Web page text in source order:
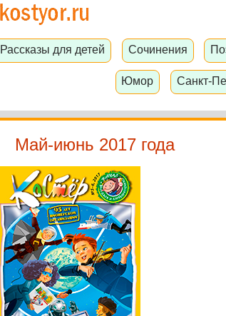
Рассказы для детей Сочинения
Юмор Санкт-
Май-июнь 2017 года